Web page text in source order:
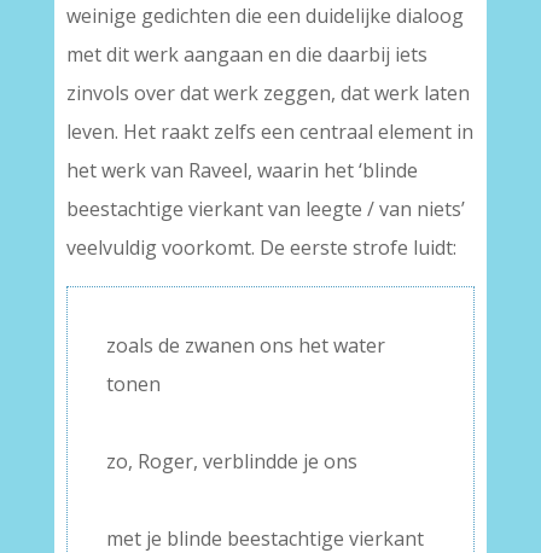
weinige gedichten die een duidelijke dialoog
met dit werk aangaan en die daarbij iets
zinvols over dat werk zeggen, dat werk laten
leven. Het raakt zelfs een centraal element in
het werk van Raveel, waarin het ‘blinde
beestachtige vierkant van leegte / van niets’
veelvuldig voorkomt. De eerste strofe luidt:
zoals de zwanen ons het water
tonen
zo, Roger, verblindde je ons
met je blinde beestachtige vierkant